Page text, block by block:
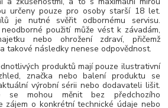
určeny pouze pro osoby starší 18 let.
je nutné svěřit odbornému servisu.
použití může vést k závadám,
nebo ohrožení zdraví, přičemž
takové následky nenese odpovědnost.
produktů mají pouze ilustrativní
značka nebo balení produktu se
výrobní sérii nebo dodavateli lišit.
se mohou měnit bez předchozího
zájem o konkrétní technické údaje nebo